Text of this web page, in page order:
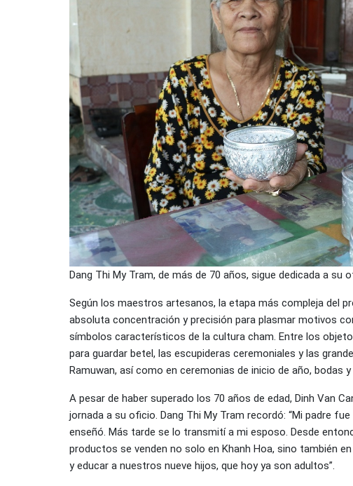
Dang Thi My Tram, de más de 70 años, sigue dedicada a su
Según los maestros artesanos, la etapa más compleja del
absoluta concentración y precisión para plasmar motivos
símbolos característicos de la cultura cham. Entre los
para guardar betel, las escupideras ceremoniales y las
Ramuwan, así como en ceremonias de inicio de año, bodas
A pesar de haber superado los 70 años de edad, Dinh Van
jornada a su oficio. Dang Thi My Tram recordó: “Mi padre
enseñó. Más tarde se lo transmití a mi esposo. Desde
productos se venden no solo en Khanh Hoa, sino también
y educar a nuestros nueve hijos, que hoy ya son adultos”.